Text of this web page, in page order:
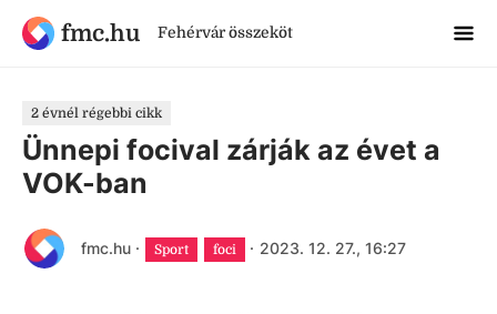
fmc.hu Fehérvár összeköt
2 évnél régebbi cikk
Ünnepi focival zárják az évet a
VOK-ban
fmc.hu · Sport foci · 2023. 12. 27., 16:27